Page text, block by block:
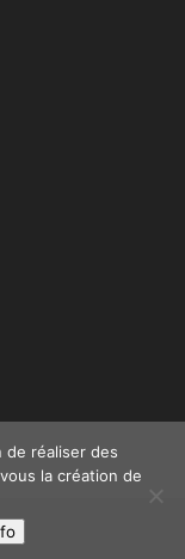
de réaliser des
la création de